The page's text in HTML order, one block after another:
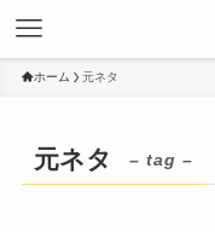
ホーム 元ネタ
元ネタ – tag –